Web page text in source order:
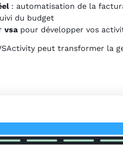
: automatisation de la
du budget
vsa pour développer vos
peut transformer la